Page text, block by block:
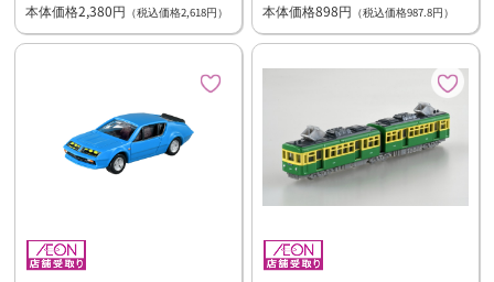
本体価格2,380円 （税込価格2,618円） 本体価格898円 （税込価格987.8円）